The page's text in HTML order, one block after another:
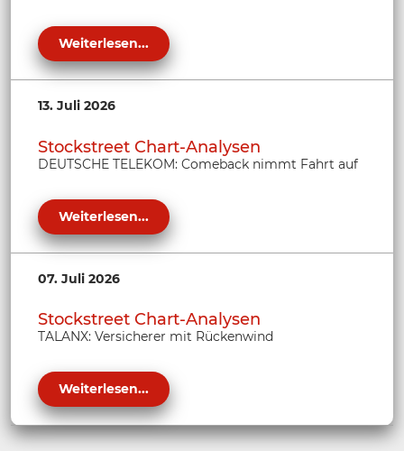
Weiterlesen...
13. Juli 2026
Stockstreet Chart-Analysen
DEUTSCHE TELEKOM: Comeback nimmt Fahrt auf
Weiterlesen...
07. Juli 2026
Stockstreet Chart-Analysen
TALANX: Versicherer mit Rückenwind
Weiterlesen...